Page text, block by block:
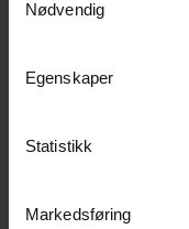
Nødvendig
Egenskaper
Statistikk
Markedsføring
29%